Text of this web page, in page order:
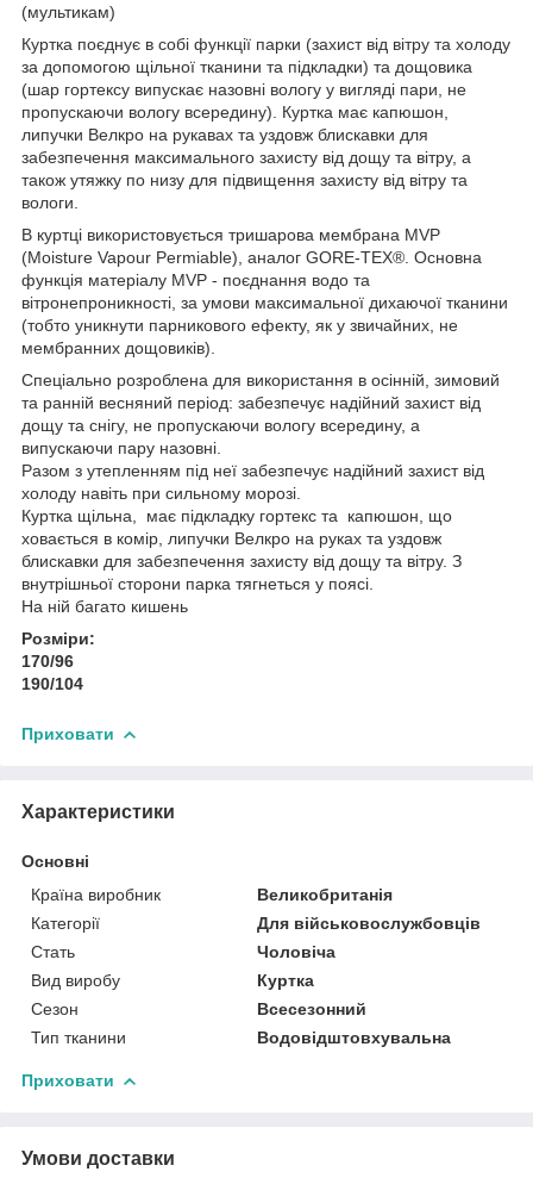
(мультикам)
Куртка поєднує в собі функції парки (захист від вітру та холоду
за допомогою щільної тканини та підкладки) та дощовика
(шар гортексу випускає назовні вологу у вигляді пари, не
пропускаючи вологу всередину). Куртка має капюшон,
липучки Велкро на рукавах та уздовж блискавки для
забезпечення максимального захисту від дощу та вітру, а
також утяжку по низу для підвищення захисту від вітру та
вологи.
В куртці використовується тришарова мембрана MVP
(Moisture Vapour Permiable), аналог GORE-TEX®. Основна
функція матеріалу MVP - поєднання водо та
вітронепроникності, за умови максимальної дихаючої тканини
(тобто уникнути парникового ефекту, як у звичайних, не
мембранних дощовиків).
Спеціально розроблена для використання в осінній, зимовий
та ранній весняний період: забезпечує надійний захист від
дощу та снігу, не пропускаючи вологу всередину, а
випускаючи пару назовні.
Разом з утепленням під неї забезпечує надійний захист від
холоду навіть при сильному морозі.
Куртка щільна, має підкладку гортекс та капюшон, що
ховається в комір, липучки Велкро на руках та уздовж
блискавки для забезпечення захисту від дощу та вітру. З
внутрішньої сторони парка тягнеться у поясі.
На ній багато кишень
Розміри:
170/96
190/104
Приховати
Характеристики
Основні
Країна виробник
Великобританія
Категорії
Для військовослужбовців
Стать
Чоловіча
Вид виробу
Куртка
Сезон
Всесезонний
Тип тканини
Водовідштовхувальна
Приховати
Умови доставки